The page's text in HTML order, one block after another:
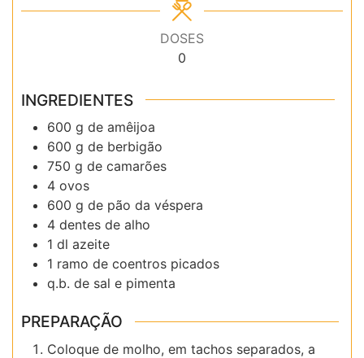
DOSES
0
INGREDIENTES
600 g de amêijoa
600 g de berbigão
750 g de camarões
4 ovos
600 g de pão da véspera
4 dentes de alho
1 dl azeite
1 ramo de coentros picados
q.b. de sal e pimenta
PREPARAÇÃO
Coloque de molho, em tachos separados, a